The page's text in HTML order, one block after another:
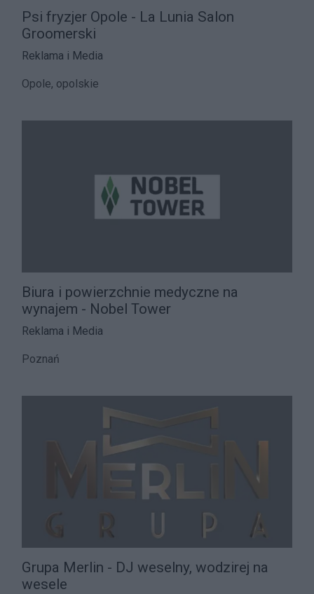
Psi fryzjer Opole - La Lunia Salon
Groomerski
Reklama i Media
Opole, opolskie
Biura i powierzchnie medyczne na
wynajem - Nobel Tower
Reklama i Media
Poznań
Grupa Merlin - DJ weselny, wodzirej na
wesele